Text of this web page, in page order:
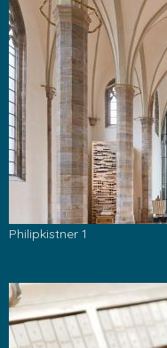
Philipkistner 1